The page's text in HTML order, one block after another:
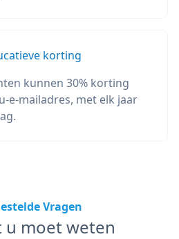
korting
kunnen 30% korting
e-mailadres, met elk jaar
Vragen
u moet weten